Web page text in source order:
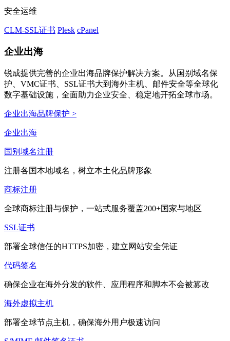
安全运维
CLM-SSL证书 Plesk cPanel
企业出海
锐成提供完善的企业出海品牌保护解决方案。从国别域名保
护、VMC证书、SSL证书大到海外主机、邮件安全等全球化
数字基础设施，全面助力企业安全、稳定地开拓全球市场。
企业出海品牌保护 >
企业出海
国别域名注册
注册各国本地域名，树立本土化品牌形象
商标注册
全球商标注册与保护，一站式服务覆盖200+国家与地区
SSL证书
部署全球信任的HTTPS加密，建立网站安全凭证
代码签名
确保企业在海外分发的软件、应用程序和脚本不会被篡改
海外虚拟主机
部署全球节点主机，确保海外用户极速访问